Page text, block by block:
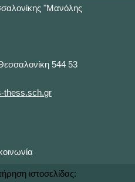
"Μανόλης
544 53
thess.sch.gr
ιστοσελίδας: